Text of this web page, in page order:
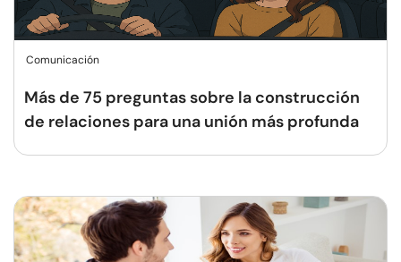
Comunicación
Más de 75 preguntas sobre la construcción
de relaciones para una unión más profunda